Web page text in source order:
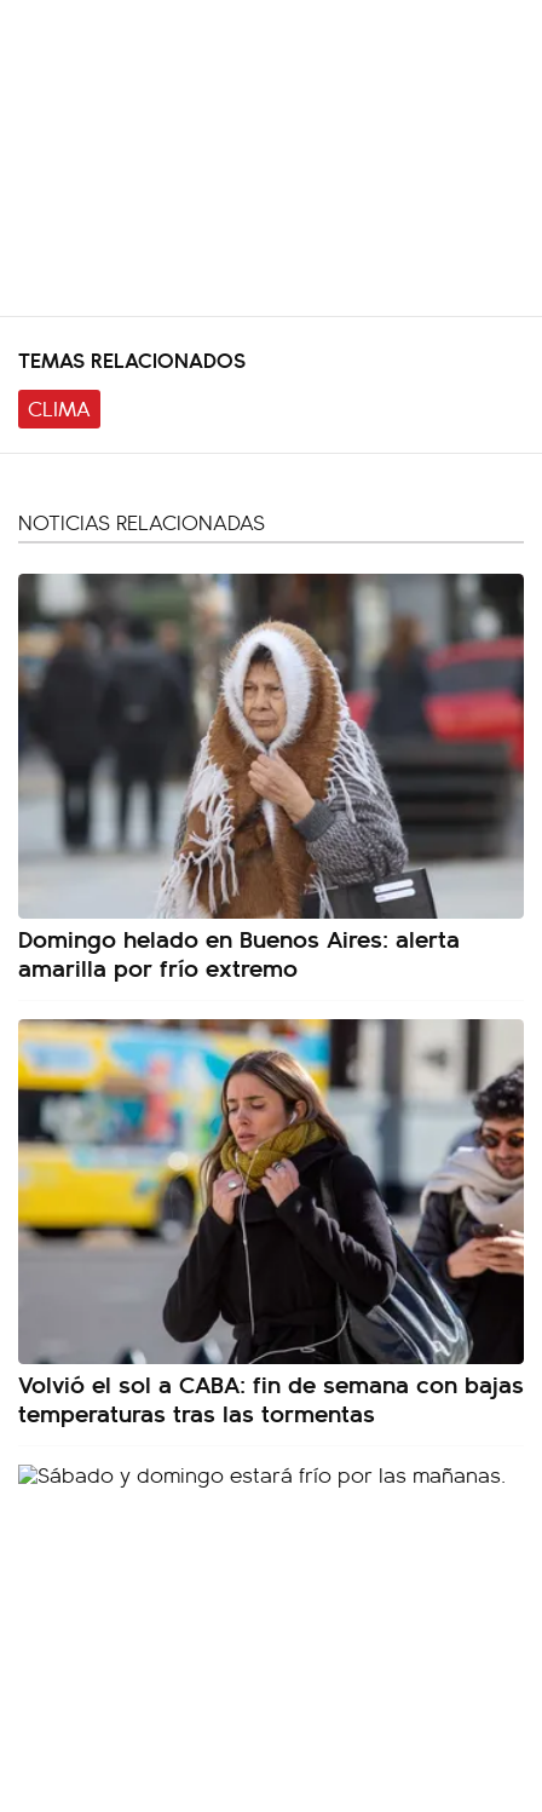
TEMAS RELACIONADOS
CLIMA
NOTICIAS RELACIONADAS
Domingo helado en Buenos Aires: alerta
amarilla por frío extremo
Volvió el sol a CABA: fin de semana con bajas
temperaturas tras las tormentas